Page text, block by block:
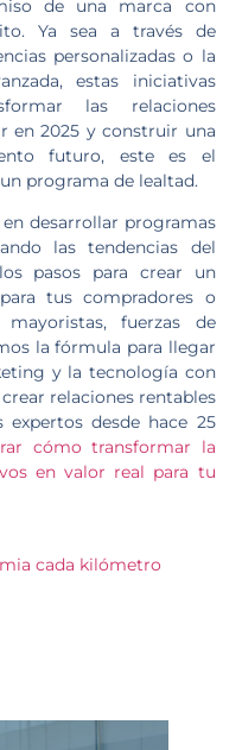
de una marca con
Ya sea a través de
personalizadas o la
estas iniciativas
las relaciones
en 2025 y construir una
futuro, este es el
programa de lealtad.
desarrollar programas
las tendencias del
pasos para crear un
tus compradores o
mayoristas, fuerzas de
la fórmula para llegar
y la tecnología con
relaciones rentables
expertos desde hace 25
cómo transformar la
en valor real para tu
cada kilómetro